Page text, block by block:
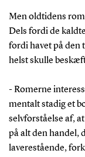
Men oldtidens
Dels fordi de
fordi havet på den
helst skulle
- Romerne
mentalt stadig et
selvforståelse af,
på alt den handel,
laverestående,